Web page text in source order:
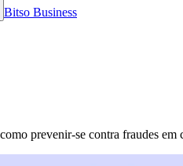
Bitso Business
prevenir-se contra fraudes em